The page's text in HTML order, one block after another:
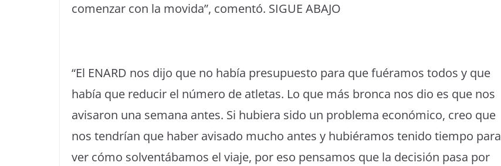
comenzar con la movida”, comentó. SIGUE ABAJO
“El ENARD nos dijo que no había presupuesto para que fuéramos todos y que
había que reducir el número de atletas. Lo que más bronca nos dio es que nos
avisaron una semana antes. Si hubiera sido un problema económico, creo que
nos tendrían que haber avisado mucho antes y hubiéramos tenido tiempo para
ver cómo solventábamos el viaje, por eso pensamos que la decisión pasa por